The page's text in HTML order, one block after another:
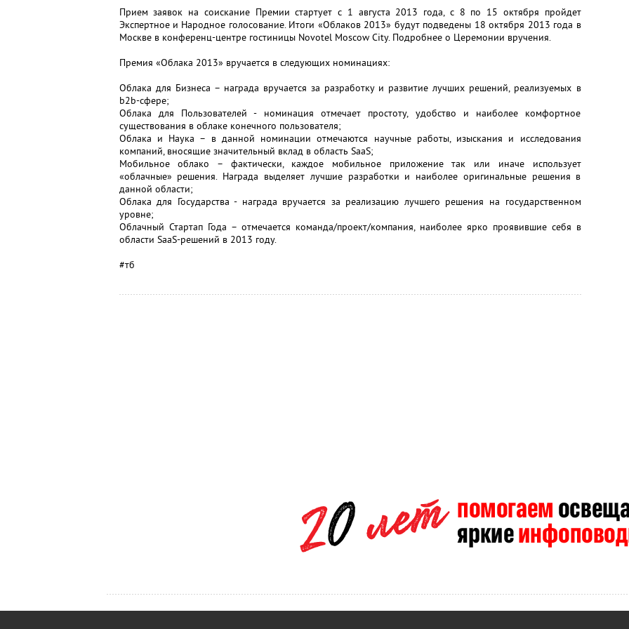
Прием заявок на соискание Премии стартует с 1 августа 2013 года, с 8 по 15 октября пройдет
Экспертное и Народное голосование. Итоги «Облаков 2013» будут подведены 18 октября 2013 года в
Москве в конференц-центре гостиницы Novotel Moscow City. Подробнее о Церемонии вручения.
Премия «Облака 2013» вручается в следующих номинациях:
Облака для Бизнеса – награда вручается за разработку и развитие лучших решений, реализуемых в
b2b-сфере;
Облака для Пользователей - номинация отмечает простоту, удобство и наиболее комфортное
существования в облаке конечного пользователя;
Облака и Наука – в данной номинации отмечаются научные работы, изыскания и исследования
компаний, вносящие значительный вклад в область SaaS;
Мобильное облако – фактически, каждое мобильное приложение так или иначе использует
«облачные» решения. Награда выделяет лучшие разработки и наиболее оригинальные решения в
данной области;
Облака для Государства - награда вручается за реализацию лучшего решения на государственном
уровне;
Облачный Стартап Года – отмечается команда/проект/компания, наиболее ярко проявившие себя в
области SaaS-решений в 2013 году.
#тб